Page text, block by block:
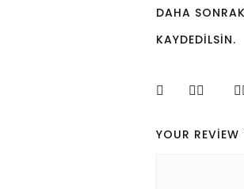
DAHA
KAYDEDILSIN.
YOUR REVIEW